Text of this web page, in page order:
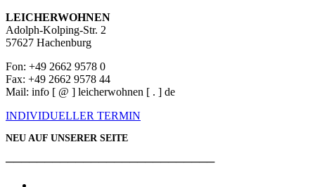
LEICHERWOHNEN
Adolph-Kolping-Str. 2
57627 Hachenburg
Fon: +49 2662 9578 0
Fax: +49 2662 9578 44
Mail: info [ @ ] leicherwohnen [ . ] de
INDIVIDUELLER TERMIN
NEU AUF UNSERER SEITE
───────────────────────────